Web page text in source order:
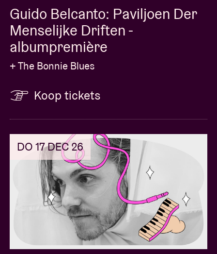
Guido Belcanto: Paviljoen Der
Menselijke Driften -
albumpremière
+ The Bonnie Blues
Koop tickets
DO 17 DEC 26